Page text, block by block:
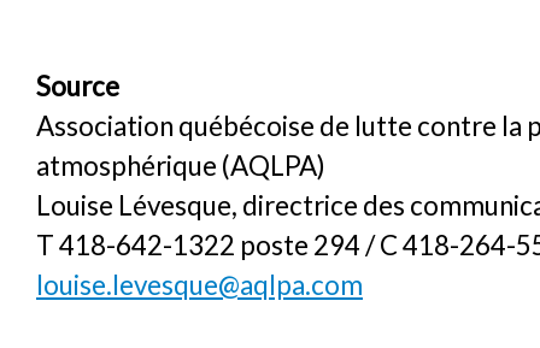
Source
Association québécoise de lutte contre la
atmosphérique (AQLPA)
Louise Lévesque, directrice des
T 418-642-1322 poste 294 / C 418-264-
louise.levesque@aqlpa.com